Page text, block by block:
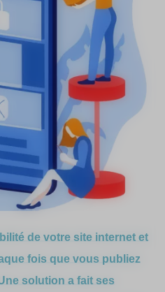
de votre site internet et
fois que vous publiez
solution a fait ses